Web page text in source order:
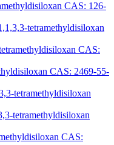
CAS: 126-
tetramethyldisiloxan
CAS:
CAS: 2469-55-
tetramethyldisiloxan
tetramethyldisiloxan
CAS: